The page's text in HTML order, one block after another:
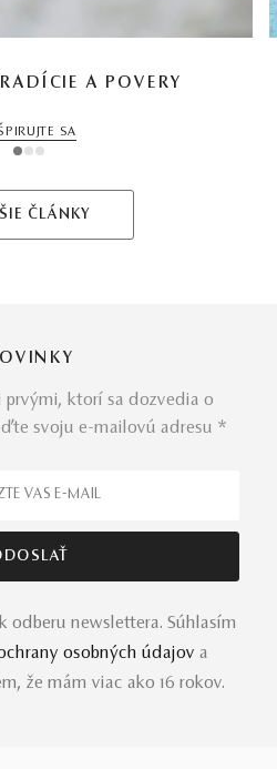
A POVERY
SA
1 2 3
ČLÁNKY
ktorí sa dozvedia o
svoju e-mailovú adresu *
odberu newslettera. Súhlasím
osobných údajov a
že mám viac ako 16 rokov.